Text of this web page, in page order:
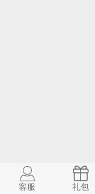
客服 礼包